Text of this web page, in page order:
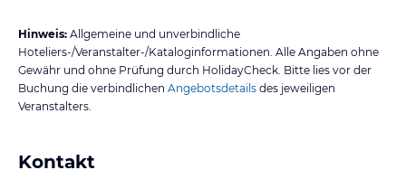
Hinweis: Allgemeine und unverbindliche
Hoteliers-/Veranstalter-/Kataloginformationen. Alle Angaben ohne
Gewähr und ohne Prüfung durch HolidayCheck. Bitte lies vor der
Buchung die verbindlichen Angebotsdetails des jeweiligen
Veranstalters.
Kontakt